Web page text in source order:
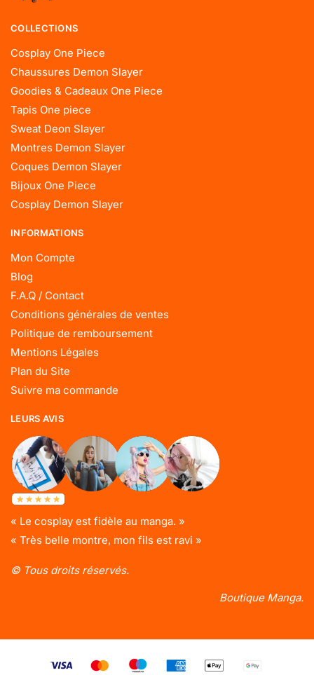
COLLECTIONS
Cosplay One Piece
Chaussures Demon Slayer
Goodies & Cadeaux One Piece
Tapis One piece
Sweat Deon Slayer
Montres Demon Slayer
Coques Demon Slayer
Bijoux One Piece
Cosplay Demon Slayer
INFORMATIONS
Mon Compte
Blog
F.A.Q / Contact
Conditions générales de ventes
Politique de remboursement
Mentions Légales
Plan du Site
Suivre ma commande
LEURS AVIS
« Le cosplay est fidèle au manga. »
« Très belle montre, mon fils est ravi »
© Tous droits réservés.
Boutique Manga.